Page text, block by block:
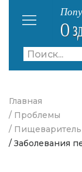
Главная
/ Проблемы
/
/ Заболевания